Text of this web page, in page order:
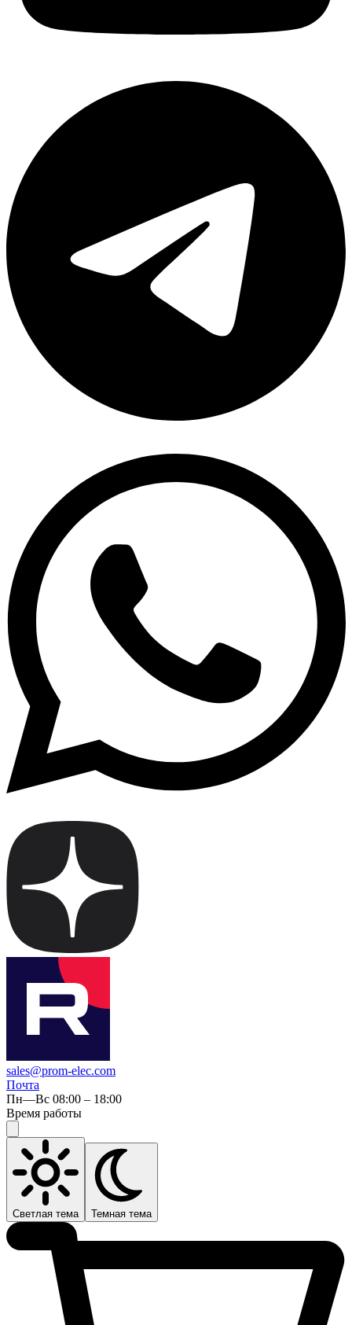
sales@prom-elec.com
Почта
Пн—Вс 08:00 – 18:00
Время работы
Светлая тема Темная тема